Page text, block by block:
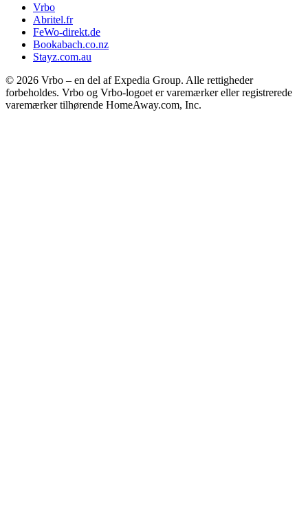
Vrbo
Abritel.fr
FeWo-direkt.de
Bookabach.co.nz
Stayz.com.au
© 2026 Vrbo – en del af Expedia Group. Alle rettigheder
forbeholdes. Vrbo og Vrbo-logoet er varemærker eller registrerede
varemærker tilhørende HomeAway.com, Inc.